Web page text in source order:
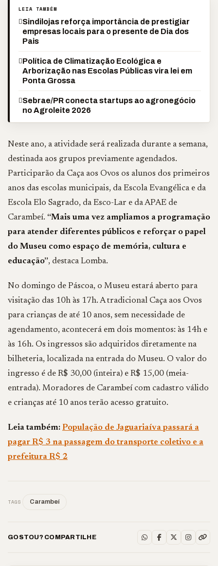
LEIA TAMBÉM
Sindilojas reforça importância de prestigiar
empresas locais para o presente de Dia dos
Pais
Política de Climatização Ecológica e
Arborização nas Escolas Públicas vira lei em
Ponta Grossa
Sebrae/PR conecta startups ao agronegócio
no Agroleite 2026
Neste ano, a atividade será realizada durante a semana,
destinada aos grupos previamente agendados.
Participarão da Caça aos Ovos os alunos dos primeiros
anos das escolas municipais, da Escola Evangélica e da
Escola Elo Sagrado, da Esco-Lar e da APAE de
Carambeí. “Mais uma vez ampliamos a programação
para atender diferentes públicos e reforçar o papel
do Museu como espaço de memória, cultura e
educação”, destaca Lomba.
No domingo de Páscoa, o Museu estará aberto para
visitação das 10h às 17h. A tradicional Caça aos Ovos
para crianças de até 10 anos, sem necessidade de
agendamento, acontecerá em dois momentos: às 14h e
às 16h. Os ingressos são adquiridos diretamente na
bilheteria, localizada na entrada do Museu. O valor do
ingresso é de R$ 30,00 (inteira) e R$ 15,00 (meia-
entrada). Moradores de Carambeí com cadastro válido
e crianças até 10 anos terão acesso gratuito.
Leia também: População de Jaguariaíva passará a
pagar R$ 3 na passagem do transporte coletivo e a
prefeitura R$ 2
TAGS Carambeí
GOSTOU? COMPARTILHE